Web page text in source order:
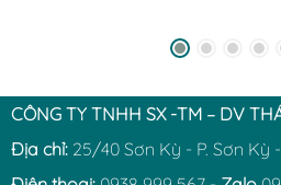
CÔNG TY TNHH SX -TM – DV
Địa chỉ: 25/40 Sơn Kỳ - P. Sơn Kỳ